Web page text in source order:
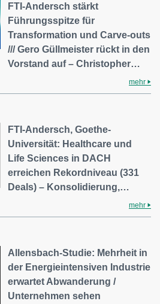
FTI-Andersch stärkt
Führungsspitze für
Transformation und Carve-outs
/// Gero Güllmeister rückt in den
Vorstand auf – Christopher…
mehr
FTI-Andersch, Goethe-
Universität: Healthcare und
Life Sciences in DACH
erreichen Rekordniveau (331
Deals) – Konsolidierung,…
mehr
Allensbach-Studie: Mehrheit in
der Energieintensiven Industrie
erwartet Abwanderung /
Unternehmen sehen